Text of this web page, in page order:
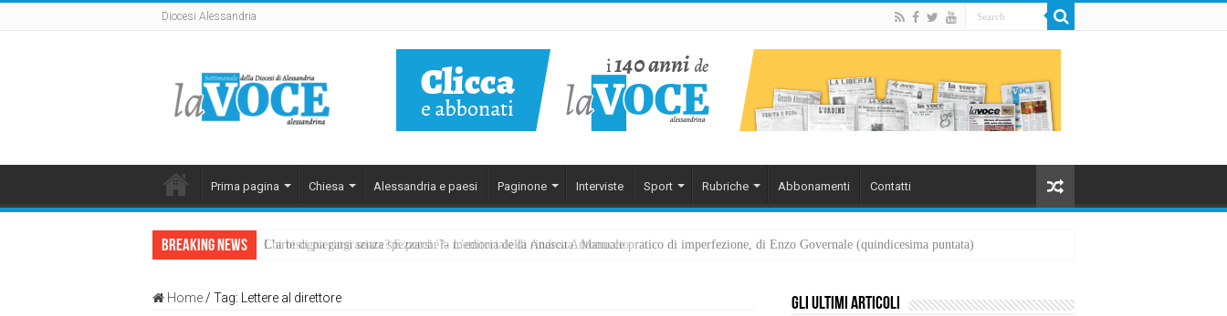
Diocesi Alessandria
Prima pagina Chiesa Alessandria e paesi Paginone Interviste Sport Rubriche Abbonamenti Contatti
Breaking News L’arte di piegarsi senza spezzarsi: la memoria della rinascita. Manuale pratico di imperfezione, di Enzo Governale (quindicesima puntata)
Home / Tag: Lettere al direttore Gli ultimi articoli